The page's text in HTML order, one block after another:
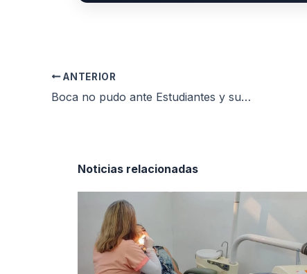
ANTERIOR
Boca no pudo ante Estudiantes y sufrió su primera caída
Noticias relacionadas